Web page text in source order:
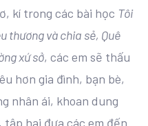
kí trong các bài học Tôi
thương và chia sẻ, Quê
xứ sở, các em sẽ thấu
hơn gia đình, bạn bè,
nhân ái, khoan dung
hai đưa các em đến